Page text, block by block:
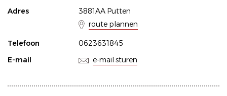
Adres
3881AA Putten
route plannen
Telefoon
0623631845
E-mail
e-mail sturen